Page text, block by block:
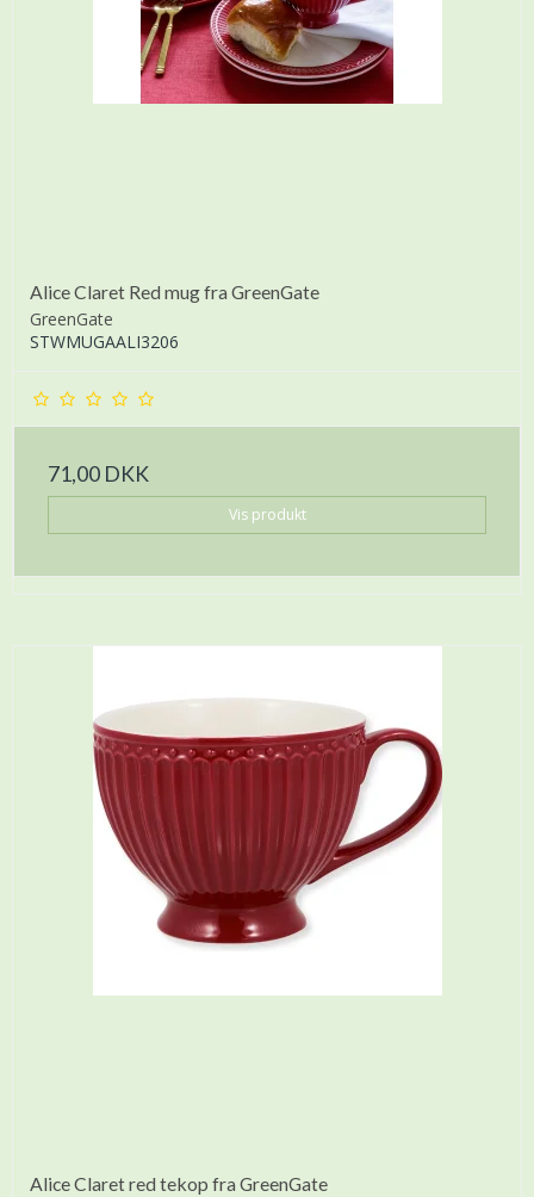
Alice Claret Red mug fra GreenGate
GreenGate
STWMUGAALI3206
71,00 DKK
Vis produkt
Alice Claret red tekop fra GreenGate